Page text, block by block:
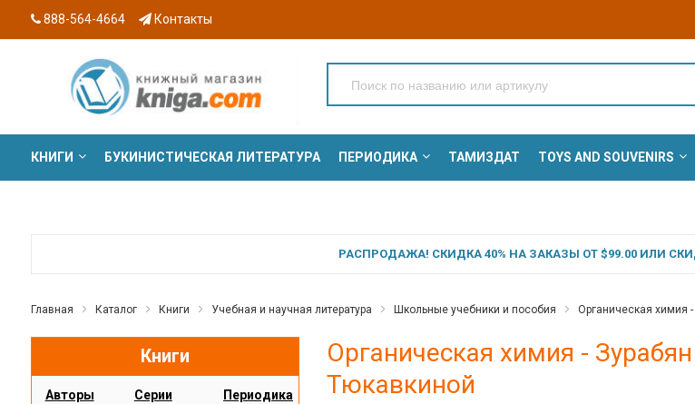
888-564-4664 Контакты
КНИГИ БУКИНИСТИЧЕСКАЯ ЛИТЕРАТУРА ПЕРИОДИКА ТАМИЗДАТ TOYS AND SOUVENIRS
РАСПРОДАЖА! СКИДКА 40% НА ЗАКАЗЫ ОТ $99.00 ИЛИ
Главная Каталог Книги Учебная и научная литература Школьные учебники и пособия Органическая химия
Книги
Авторы Серии Периодика
Органическая химия -
Тюкавкиной